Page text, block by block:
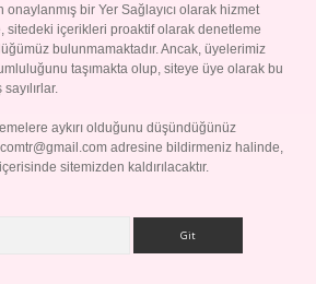
onaylanmış bir Yer Sağlayıcı olarak hizmet
sitedeki içerikleri proaktif olarak denetleme
bulunmamaktadır. Ancak, üyelerimiz
taşımakta olup, siteye üye olarak bu
aykırı olduğunu düşündüğünüz
adresine bildirmeniz halinde,
sitemizden kaldırılacaktır.